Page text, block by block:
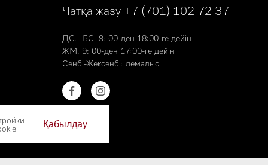
Чатқа жазу +7 (701) 102 72 37
ДС.- БС. 9: 00-ден 18:00-ге дейін
ЖМ. 9: 00-ден 17:00-ге дейін
Сенбі-Жексенбі: демалыс
Қабылдау